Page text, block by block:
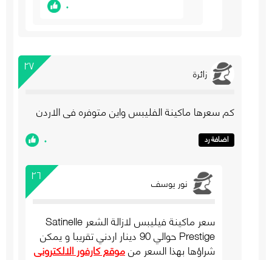
٠
٢٧ زائرة
كم سعرها ماكينة الفليبس واين متوفره في الاردن
اضافة رد ٠
٢٦ نور يوسف
سعر ماكينة فيليبس لازالة الشعر Satinelle
Prestige حوالي 90 دينار اردني تقريبا و يمكن
شراؤها بهذا السعر منموقع كارفور الالكتروني